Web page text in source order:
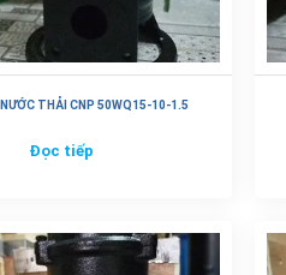
THẢI CNP 50WQ15-10-1.5
Đọc tiếp